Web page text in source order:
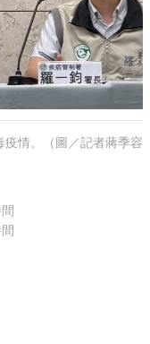
情。（圖／記者蔣季容